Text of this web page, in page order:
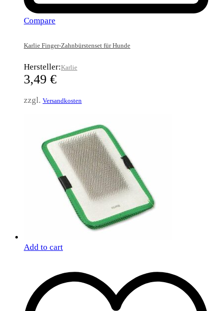
Compare
Karlie Finger-Zahnbürstenset für Hunde
Hersteller:Karlie
3,49 €
zzgl. Versandkosten
Add to cart